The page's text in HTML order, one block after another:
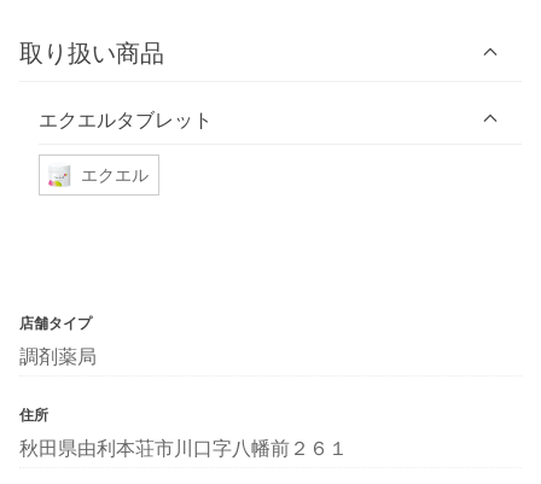
取り扱い商品
エクエルタブレット
エクエル
店舗タイプ
調剤薬局
住所
秋田県由利本荘市川口字八幡前２６１